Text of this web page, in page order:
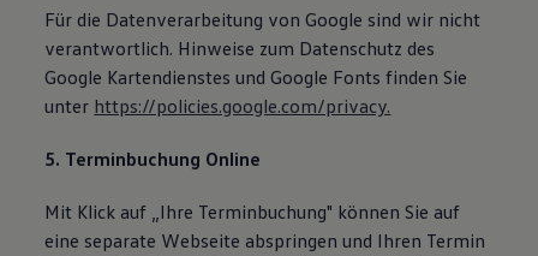
Für die Datenverarbeitung von Google sind wir nicht
verantwortlich. Hinweise zum Datenschutz des
Google Kartendienstes und Google Fonts finden Sie
unter https://policies.google.com/privacy.
5. Terminbuchung Online
Mit Klick auf „Ihre Terminbuchung" können Sie auf
eine separate Webseite abspringen und Ihren Termin